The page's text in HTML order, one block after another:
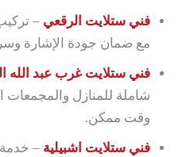
فني ستلايت الرقعي –
مع ضمان جودة الإشارة
فني ستلايت غرب عبد الله
شاملة للمنازل
وقت ممكن.
فني ستلايت اشبيلية –